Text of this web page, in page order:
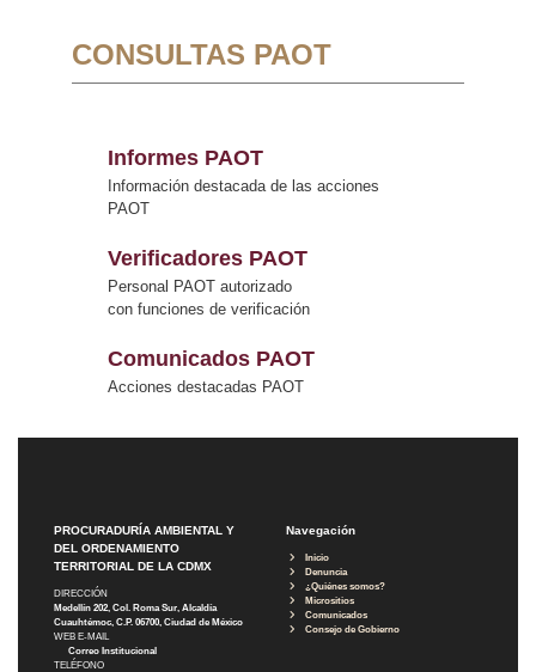
CONSULTAS PAOT
Informes PAOT
Información destacada de las acciones
PAOT
Verificadores PAOT
Personal PAOT autorizado
con funciones de verificación
Comunicados PAOT
Acciones destacadas PAOT
PROCURADURÍA AMBIENTAL Y
DEL ORDENAMIENTO
TERRITORIAL DE LA CDMX
DIRECCIÓN
Medellín 202, Col. Roma Sur, Alcaldía
Cuauhtémoc, C.P. 06700, Ciudad de México
WEB E-MAIL
Correo Institucional
TELÉFONO
Navegación
Inicio
Denuncia
¿Quiénes somos?
Micrositios
Comunicados
Consejo de Gobierno